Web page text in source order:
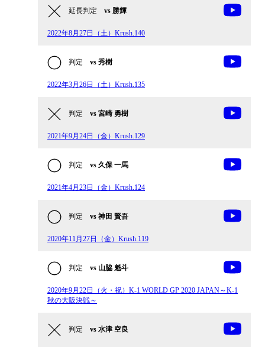
延長判定 vs 勝輝
2022年8月27日（土）Krush.140
判定 vs 秀樹
2022年3月26日（土）Krush.135
判定 vs 宮崎 勇樹
2021年9月24日（金）Krush.129
判定 vs 久保 一馬
2021年4月23日（金）Krush.124
判定 vs 神田 賢吾
2020年11月27日（金）Krush.119
判定 vs 山脇 魁斗
2020年9月22日（火・祝）K-1 WORLD GP 2020 JAPAN～K-1
秋の大阪決戦～
判定 vs 水津 空良